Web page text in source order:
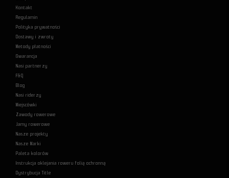
Kontakt
Regulamin
Polityka prywatności
Dostawy i zwroty
Metody płatności
Gwarancja
Nasi partnerzy
F&Q
Blog
Nasi riderzy
Miejscówki
Zawody rowerowe
Jamy rowerowe
Nasze projekty
Nasze Marki
Paleta kolorów
Instrukcja oklejania roweru folią ochronną
Dystrybucja Title